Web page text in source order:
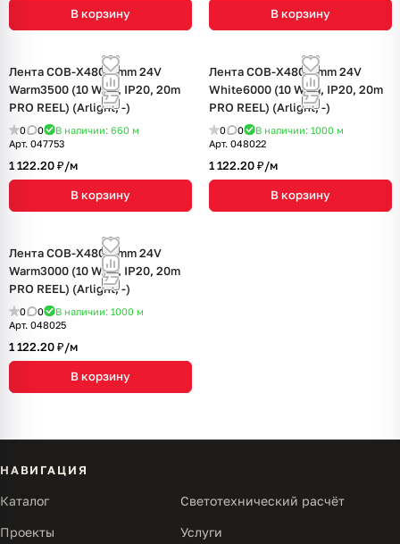
В корзину В корзину
Лента COB-X480-8mm 24V
Warm3500 (10 W/m, IP20, 20m
PRO REEL) (Arlight, -)
0 0 В наличии: 660 м
Арт. 047753
1 122.20 ₽/м
В корзину
Лента COB-X480-8mm 24V
White6000 (10 W/m, IP20, 20m
PRO REEL) (Arlight, -)
0 0 В наличии: 1000 м
Арт. 048022
1 122.20 ₽/м
В корзину
Лента COB-X480-8mm 24V
Warm3000 (10 W/m, IP20, 20m
PRO REEL) (Arlight, -)
0 0 В наличии: 1000 м
Арт. 048025
1 122.20 ₽/м
В корзину
НАВИГАЦИЯ
Каталог Светотехнический расчёт
Проекты Услуги